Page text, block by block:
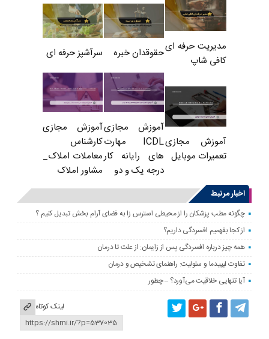
مدیریت حرفه ای
کافی شاپ
حقوقدان خبره سرآشپز حرفه ای
آموزش مجازی
تعمیرات موبایل
آموزش مجازی
ICDL مهارت
های رایانه کار
درجه یک و دو
آموزش مجازی
کارشناس
معاملات املاک_
مشاور املاک
اخبار مرتبط
چگونه مطب پزشکان را از محیطی استرس زا به فضای آرام بخش تبدیل کنیم ؟
از کجا بفهمیم افسردگی داریم؟
همه چیز درباره افسردگی پس از زایمان: از علت تا درمان
تفاوت لیپیدما و سلولیت: راهنمای تشخیص و درمان
آیا تنهایی خلاقیت می‌آورد؟ – چطور
لینک کوتاه